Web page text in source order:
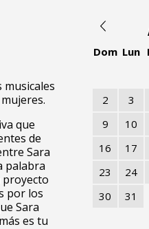
que
de
Sara
palabra
proyecto
por los
Sara
es tu
Dom Lun
2
3
9
10
16
17
23
24
30
31